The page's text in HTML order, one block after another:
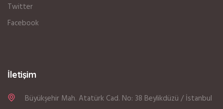
Twitter
Facebook
İletişim
Büyükşehir Mah. Atatürk Cad. No: 38 Beylikdüzü / İstanbul